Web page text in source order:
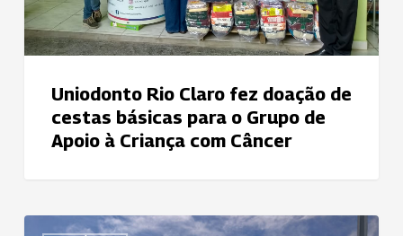
o
Grupo
de
Criança
Uniodonto Rio Claro fez doação de
cestas básicas para o Grupo de
Apoio à Criança com Câncer
Uniodonto